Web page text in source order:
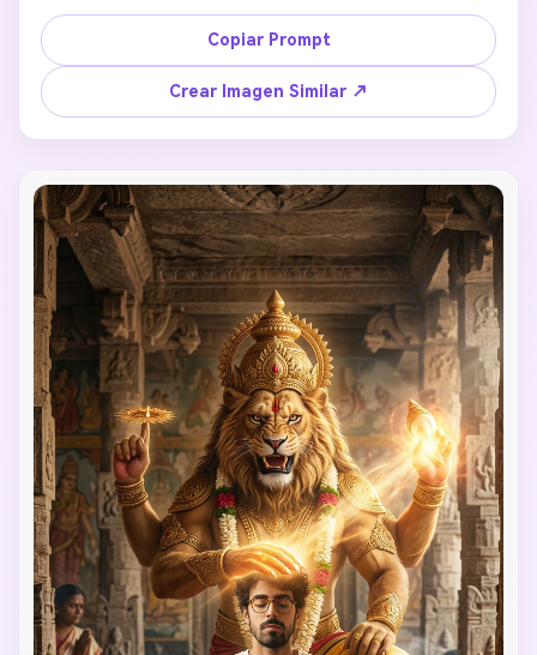
protección, rayos divinos atravesando el dramático
cielo tormentoso, rasgos faciales hiper detallados
mostrando devoción espiritual, luz celestial creando
resplandor etéreo alrededor de toda la
composición, atmósfera cinemática de tormenta
enfatizando poder divino, fotografía ultra realista
esencia de protección divina, estética de Reels de
Instagram optimizada para compartir vertical,
gradación de color profesional con tonos divinos
cálidos.
Copiar Prompt
Crear Imagen Similar ↗